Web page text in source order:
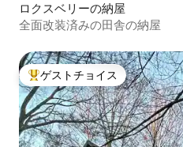
ロクスベリーの納屋
全面改装済みの田舎の納屋
大好評のゲストチョイスです。
ゲストチョイス